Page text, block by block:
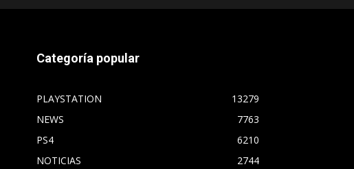
Categoría popular
PLAYSTATION
13279
NEWS
7763
PS4
6210
NOTICIAS
2744